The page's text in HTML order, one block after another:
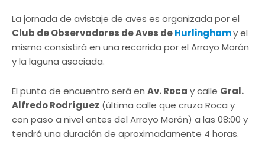
La jornada de avistaje de aves es organizada por el
Club de Observadores de Aves deHurlinghamy el
mismo consistirá en una recorrida por el Arroyo Morón
y la laguna asociada.
El punto de encuentro será en Av. Roca y calle Gral.
Alfredo Rodríguez (última calle que cruza Roca y
con paso a nivel antes del Arroyo Morón) a las 08:00 y
tendrá una duración de aproximadamente 4 horas.